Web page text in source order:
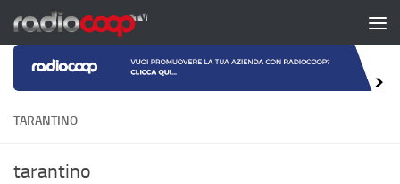
Salta al contenuto
TARANTINO
tarantino